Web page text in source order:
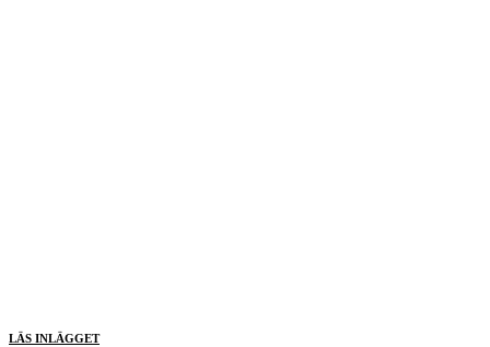
LÄS INLÄGGET